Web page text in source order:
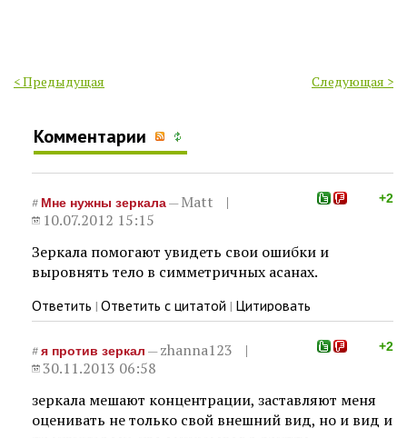
< Предыдущая Следующая >
Комментарии
+2
# Мне нужны зеркала—Matt
10.07.2012 15:15
Зеркала помогают увидеть свои ошибки и
выровнять тело в симметричных асанах.
Ответить | Ответить с цитатой | Цитировать
+2
#я против зеркал —zhanna123
30.11.2013 06:58
зеркала мешают концентрации, заставляют меня
оценивать не только свой внешний вид, но и вид и